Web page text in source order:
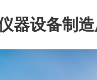
器设备制